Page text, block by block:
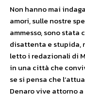
Non hanno mai
amori, sulle nostre
ammesso, sono stata
disattenta e stupida,
letto i redazionali di
in una città che
se si pensa che
Denaro vive attorno